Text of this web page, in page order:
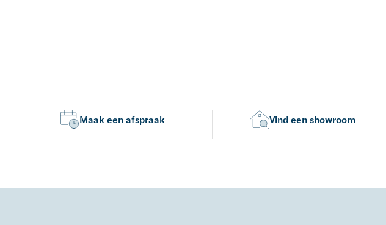
Maak een afspraak Vind een showroom